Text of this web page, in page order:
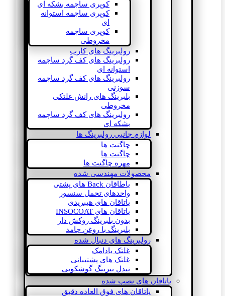
کوپری ساچمه بشکه ای
کوپری ساچمه استوانه
ای
کوپری ساچمه
مخروطی
رولبرینگ های کارب
رولبرینگ های کف گرد ساچمه
استوانه ای
رولبرینگ های کف گرد ساچمه
سوزنی
بلبرینگ های رانش غلتکی
مخروطی
رولبرینگ های کف گرد ساچمه
بشکه ای
لوازم جانبی رولبرینگ ها
چاگنت ها
چاگنت ها
مهره چاگنت ها
محصولات مهندسی شده
یاطاقان Back های پشتی
واحدهای تحمل سنسور
یاتاقان های هیبریدی
یاتاقان های INSOCOAT
بدون بلبرینگ روکش دار
بلبرینگ با روغن جامد
رولبرینگ های دنبال شده
غلتک بادامک
غلتک های پشتیبانی
نیدل بیرینگ گوشکوبی
یاتاقان های نصب شده
یاتاقان های فوق العاده دقیق